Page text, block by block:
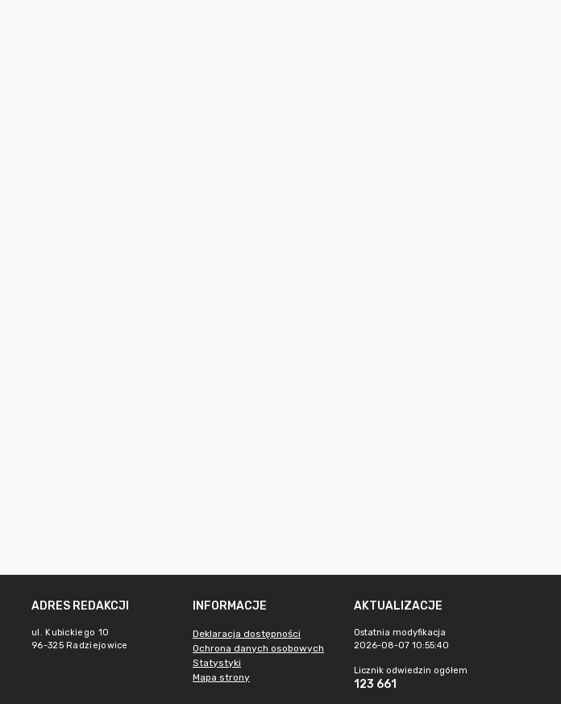
ADRES REDAKCJI
ul. Kubickiego 10
96-325 Radziejowice
INFORMACJE
Deklaracja dostępności
Ochrona danych osobowych
Statystyki
Mapa strony
AKTUALIZACJE
Ostatnia modyfikacja
2026-08-07 10:55:40
Licznik odwiedzin ogółem
123 661